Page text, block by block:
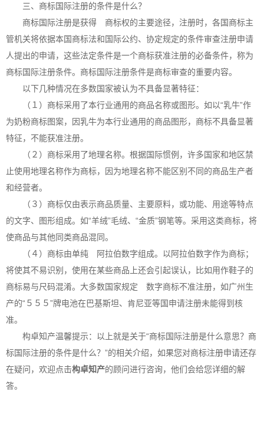
三、商标国际注册的条件是什么？
商标国际注册是获得 商标权的主要途径，注册时，各国商标主
管机关将依据本国商标法和国际公约、协定规定的条件审查注册申请
人提出的申请，这些法定条件是一个商标获准注册的必备条件，称为
商标国际注册条件。商标国际注册条件是商标审查的重要内容。
以下几种情况在多数国家被认为不具备显著特征：
（１）商标采用了本行业通用的商品名称或图形。如以“乳牛”作
为奶粉商标图案，因乳牛为本行业通用的商品图形，商标不具备显著
特征，不能获准注册。
（２）商标采用了地理名称。根据国际惯例，许多国家和地区禁
止使用地理名称作为商标，因为地理名称不能区别不同的商品生产者
和经营者。
（３）商标仅由表示商品质量、主要原料，或功能、用途等特点
的文字、图形组成。如“羊绒”毛绒、“金质”钢笔等。采用这类商标，将
使商品与其他同类商品混同。
（４）商标由单纯 阿拉伯数字组成。以阿拉伯数字作为商标；
将使其不易识别，使用在某些商品上还会引起误认，比如用作鞋子的
商标易与尺码混淆。大多数国家规定 数字商标不准注册，如广州生
产的“５５５”牌电池在巴基斯坦、肯尼亚等国申请注册未能得到核
准。
构卓知产温馨提示：以上就是关于“商标国际注册是什么意思？商
标国际注册的条件是什么？”的相关介绍，如果您对商标注册申请还存
在疑问，欢迎点击构卓知产的顾问进行咨询，他们会给您详细的解
答。